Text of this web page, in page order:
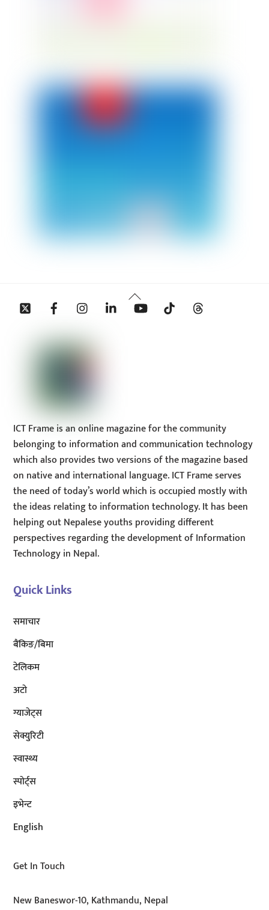
Back
To
Twitter Facebook InstagramLinkedin YouTube Tiktok
ICT Frame is an online magazine for the community
belonging to information and communication technology
which also provides two versions of the magazine based
on native and international language. ICT Frame serves
the need of today’s world which is occupied mostly with
the ideas relating to information technology. It has been
helping out Nepalese youths providing different
perspectives regarding the development of Information
Technology in Nepal.
Quick Links
समाचार
बैंकिङ/बिमा
टेलिकम
अटाे
ग्याजेट्स
सेक्युरिटी
स्वास्थ्य
स्पोर्ट्स
इभेन्ट
English
Get In Touch
New Baneswor-10, Kathmandu, Nepal